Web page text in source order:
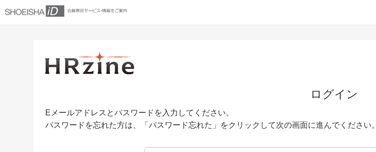
ログイン
Eメールアドレスとパスワードを入力してください。
パスワードを忘れた方は、「パスワード忘れた」をクリックして次の画面に進んでください。